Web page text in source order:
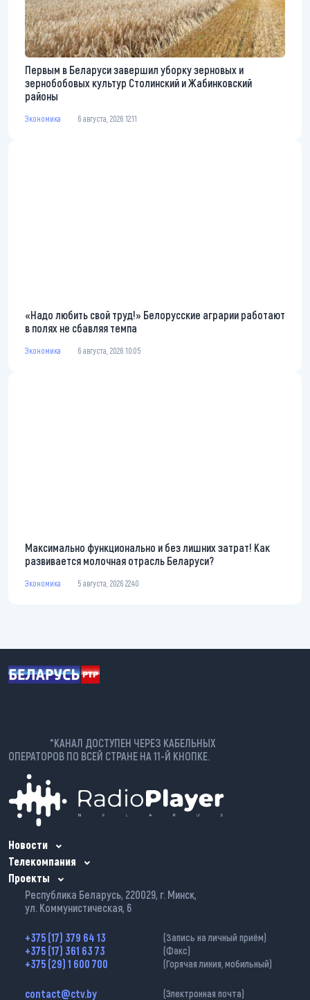
Первым в Беларуси завершил уборку зерновых и
зернобобовых культур Столинский и Жабинковский
районы
Экономика 6 августа, 2026 12:11
«Надо любить свой труд!» Белорусские аграрии работают
в полях не сбавляя темпа
Экономика 6 августа, 2026 10:05
Максимально функционально и без лишних затрат! Как
развивается молочная отрасль Беларуси?
Экономика 5 августа, 2026 22:40
*КАНАЛ ДОСТУПЕН ЧЕРЕЗ КАБЕЛЬНЫХ
ОПЕРАТОРОВ ПО ВСЕЙ СТРАНЕ НА 11-Й КНОПКЕ.
Новости
Телекомпания
Проекты
Республика Беларусь, 220029, г. Минск,
ул. Коммунистическая, 6
+375 (17) 379 64 13 (Запись на личный приём)
+375 (17) 361 63 73 (Факс)
+375 (29) 1 600 700 (Горячая линия, мобильный)
contact@ctv.by (Электронная почта)